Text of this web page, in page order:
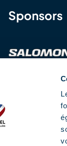
Sponsors